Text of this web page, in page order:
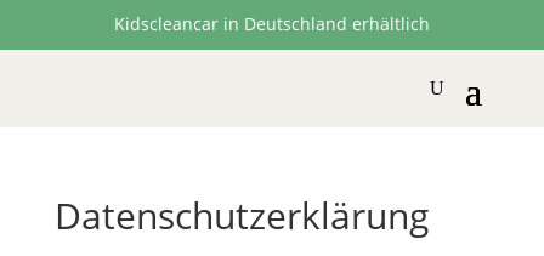
Kidscleancar in Deutschland erhältlich
Datenschutzerklärung